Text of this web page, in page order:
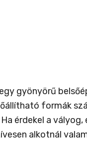
gyönyörű
formák
érdekel a vályog,
alkotnál